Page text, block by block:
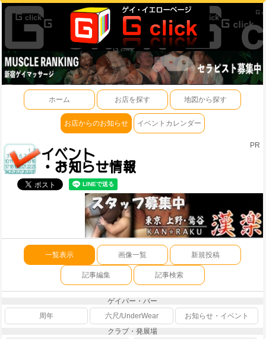
ホーム お店を探す 地図から探す
お店からのお知らせ イベントカレンダー
PR
一覧表示 画像一覧 新規投稿
記事編集 記事検索
ゲイバー・バー
周年
六尺/UnderWear
お知らせ・イベント
クラブ・発展場